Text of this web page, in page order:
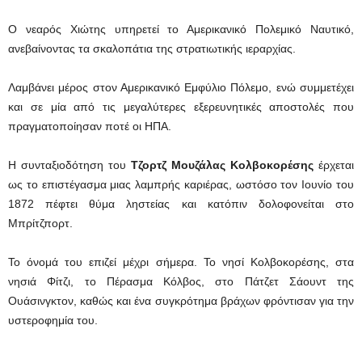
Ο νεαρός Χιώτης υπηρετεί το Αμερικανικό Πολεμικό Ναυτικό,
ανεβαίνοντας τα σκαλοπάτια της στρατιωτικής ιεραρχίας.
Λαμβάνει μέρος στον Αμερικανικό Εμφύλιο Πόλεμο, ενώ συμμετέχει
και σε μία από τις μεγαλύτερες εξερευνητικές αποστολές που
πραγματοποίησαν ποτέ οι ΗΠΑ.
Η συνταξιοδότηση του Τζορτζ Μουζάλας Κολβοκορέσης έρχεται
ως το επιστέγασμα μιας λαμπρής καριέρας, ωστόσο τον Ιουνίο του
1872 πέφτει θύμα ληστείας και κατόπιν δολοφονείται στο
Μπρίτζπορτ.
Το όνομά του επιζεί μέχρι σήμερα. Το νησί Κολβοκορέσης, στα
νησιά Φίτζι, το Πέρασμα Κόλβος, στο Πάτζετ Σάουντ της
Ουάσινγκτον, καθώς και ένα συγκρότημα βράχων φρόντισαν για την
υστεροφημία του.